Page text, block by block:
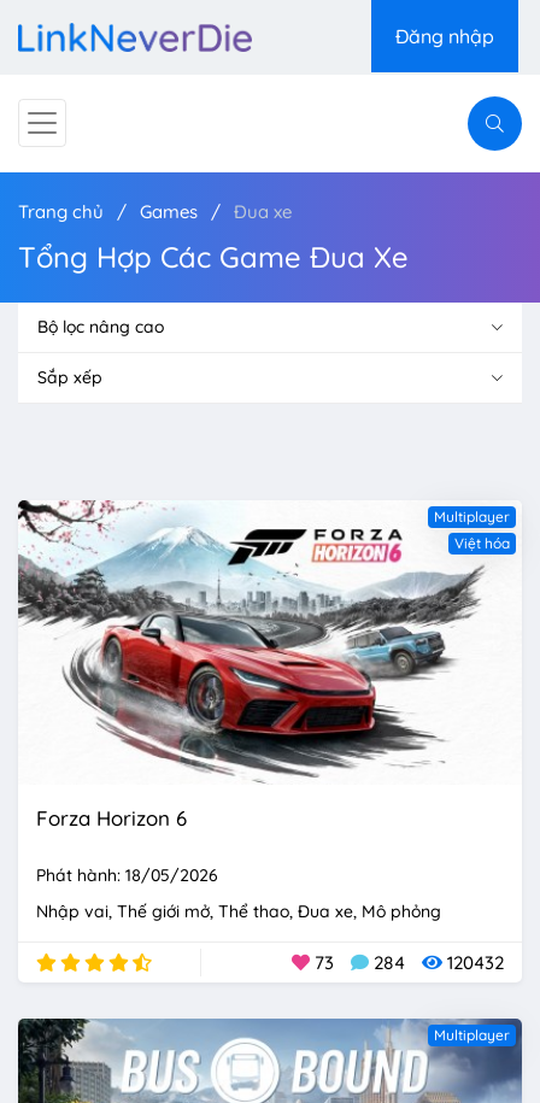
Đăng nhập
Trang chủ Games Đua xe
Tổng Hợp Các Game Đua Xe
Bộ lọc nâng cao
Sắp xếp
Multiplayer
Việt hóa
Forza Horizon 6
Phát hành: 18/05/2026
Nhập vai Thế giới mở Thể thao Đua xe Mô phỏng
73 284 120432
Multiplayer